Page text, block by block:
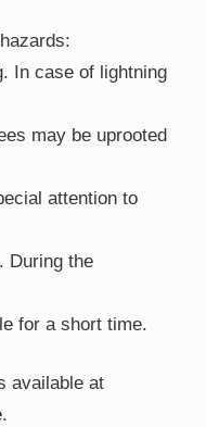
In case of lightning
may be uprooted
attention to
During the
for a short time.
available at